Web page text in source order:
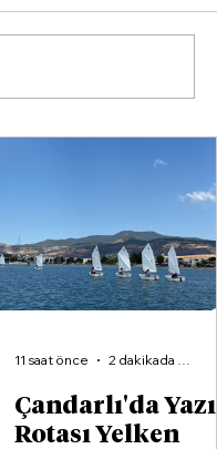
Çandarlı'da
Rotası Yelken
11 saat önce 2 dakikada okunur